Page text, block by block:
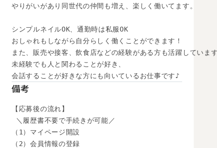
やりがいがあり同世代の仲間も増え、楽しく働いてます。
シンプルネイルOK、通勤時は私服OK
おしゃれもしながら自分らしく働くことができます！
また、販売や接客、飲食店などの経験がある方も活躍していま
未経験でも人と関わることが好き、
会話することが好きな方にも向いているお仕事です♪
備考
【応募後の流れ】
＼履歴書不要で手続きが可能／
（1）マイページ開設
（2）会員情報の登録